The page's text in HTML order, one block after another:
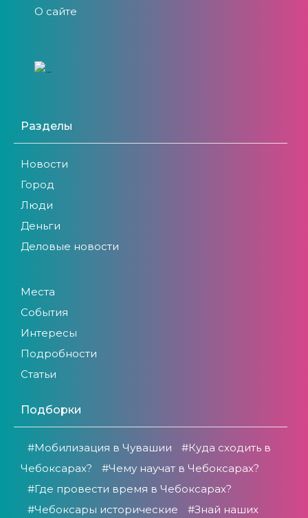
О сайте
Разделы
Новости
Город
Люди
Деньги
Деловые новости
Места
События
Интересы
Подробности
Статьи
Подборки
#Мобилизация в Чувашии
#Куда сходить в
Чебоксарах?
#Чему научат в Чебоксарах?
#Где провести время в Чебоксарах?
#Чебоксары исторические
#Знай наших